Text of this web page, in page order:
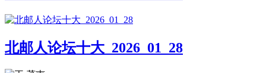
北邮人论坛十大_2026_01_28